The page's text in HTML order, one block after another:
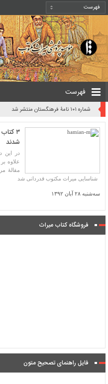
فهرست
شماره ۱۰۱ نامۀ فرهنگستان منتشر شد
۳
شدند
در این
مقالۀ
شناسایی میراث مکتوب قدردانی شد
سه‌شنبه ۲۸ آبان ۱۳۹۲
فروشگاه کتاب میراث
فایل راهنمای تصحیح متون